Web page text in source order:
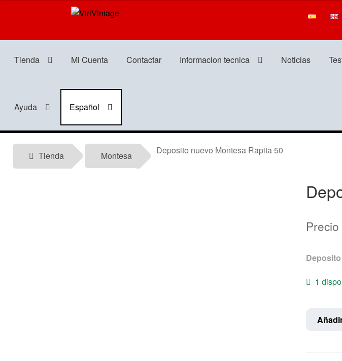
Ir
la
Ir
contenido
Tienda Mi Cuenta Contactar Informacion tecnica Noticias
Ayuda Español
Tienda Montesa Deposito nuevo Montesa Rapita 50
Precio
1
Deposito
nuevo